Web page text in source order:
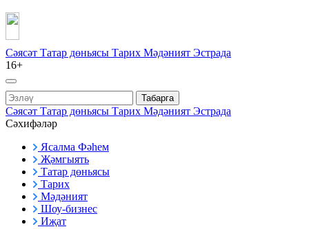
Сәясәт Татар дөньясы Тарих Мәдәният Эстрада
16+
Табарга
Сәясәт Татар дөньясы Тарих Мәдәният Эстрада
Сәхифәләр
Ясалма Фәһем
Җәмгыять
Татар дөньясы
Тарих
Мәдәният
Шоу-бизнес
Иҗат